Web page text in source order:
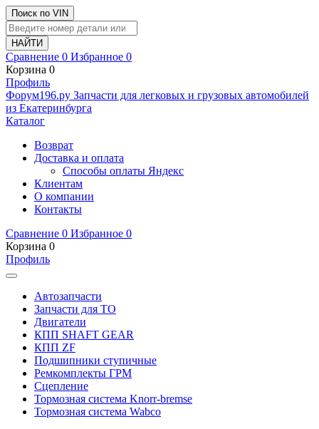
Поиск по VIN
Сравнение 0 Избранное 0
Корзина 0
Профиль
Фoрум196.ру Запчасти для легковых и грузовых автомобилей
из Екатеринбурга
Каталог
Возврат
Доставка и оплата
Способы оплаты Яндекс
Клиентам
О компании
Контакты
Сравнение 0 Избранное 0
Корзина 0
Профиль
Автозапчасти
Запчасти для ТО
Двигатели
КПП SHAFT GEAR
КПП ZF
Подшипники ступичные
Ремкомплекты ГРМ
Сцепление
Тормозная система Knorr-bremse
Тормозная система Wabco